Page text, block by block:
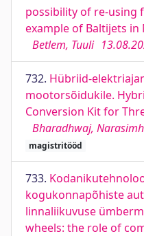
possibility of re-using
example of Baltijets in
Betlem, Tuuli
732. Hübriid-
mootorsõidukile.
Conversion Kit for
Bharadhwaj,
magistritööd
733.
kogukonnapõhiste
linnaliikuvuse
wheels: the role of